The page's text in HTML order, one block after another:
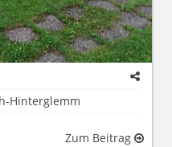
Hinterglemm
Zum Beitrag